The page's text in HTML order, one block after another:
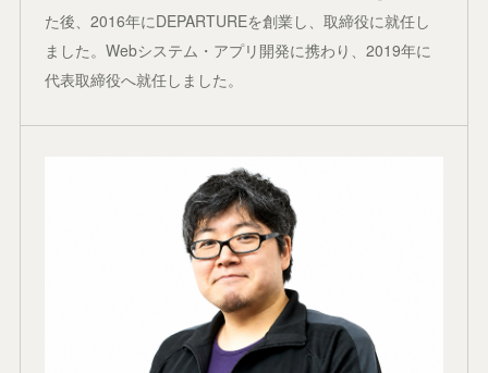
た後、2016年にDEPARTUREを創業し、取締役に就任し
ました。Webシステム・アプリ開発に携わり、2019年に
代表取締役へ就任しました。